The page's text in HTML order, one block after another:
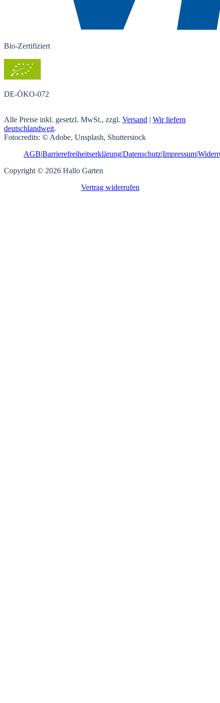
Bio-Zertifiziert
DE-ÖKO-072
Alle Preise inkl. gesetzl. MwSt., zzgl. Versand | Wir liefern
deutschlandweit.
Fotocredits: © Adobe, Unsplash, Shutterstock
AGB|Barrierefreiheitserklärung|Datenschutz|Impressum|
Copyright © 2026 Hallo Garten
Vertrag widerrufen